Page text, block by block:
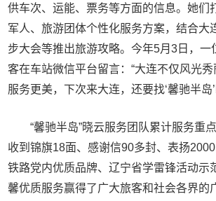
供车次、运能、票务等方面的信息。她们
军人、旅游团体个性化服务方案，结合大
步大会等推出旅游攻略。今年5月3日，一
客在车站微信平台留言：“大连不仅风光
服务更美，下次来大连，还要找‘馨驰半岛
“馨驰半岛”晓云服务团队累计服务重
收到锦旗18面、感谢信90多封、表扬
铁路党内优质品牌、辽宁省学雷锋活动示
馨优质服务赢得了广大旅客和社会各界的